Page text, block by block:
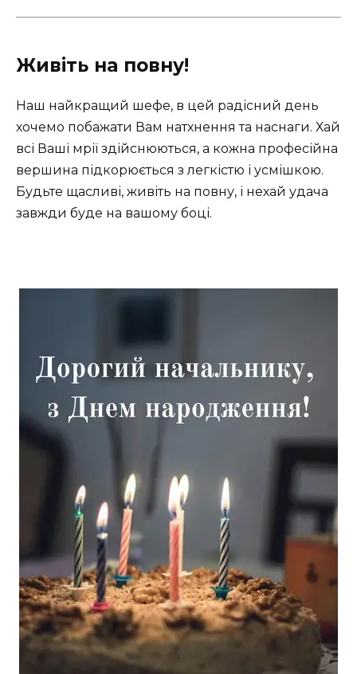
Живіть на повну!
Наш найкращий шефе, в цей радісний день
хочемо побажати Вам натхнення та наснаги. Хай
всі Ваші мрії здійснюються, а кожна професійна
вершина підкорюється з легкістю і усмішкою.
Будьте щасливі, живіть на повну, і нехай удача
завжди буде на вашому боці.